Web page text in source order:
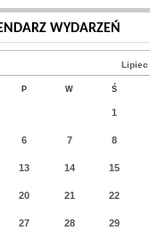
WYDARZEŃ
Lipiec
P W Ś
1
6 7 8
13 14 15
20 21 22
27 28 29